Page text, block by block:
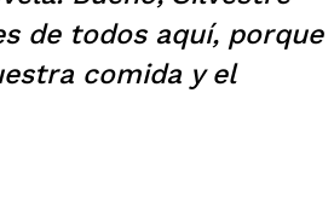
de todos aquí, porque
comida y el